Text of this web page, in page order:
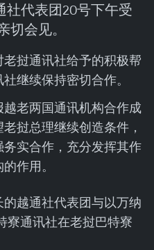
社代表团20号下午受
切会见。
挝通讯社给予的积极帮
继续保持密切合作。
老两国通讯机构合作成
挝总理继续创造条件，
实合作，充分发挥其作
作用。
越通社代表团与以万纳
寮通讯社在老挝巴特寮